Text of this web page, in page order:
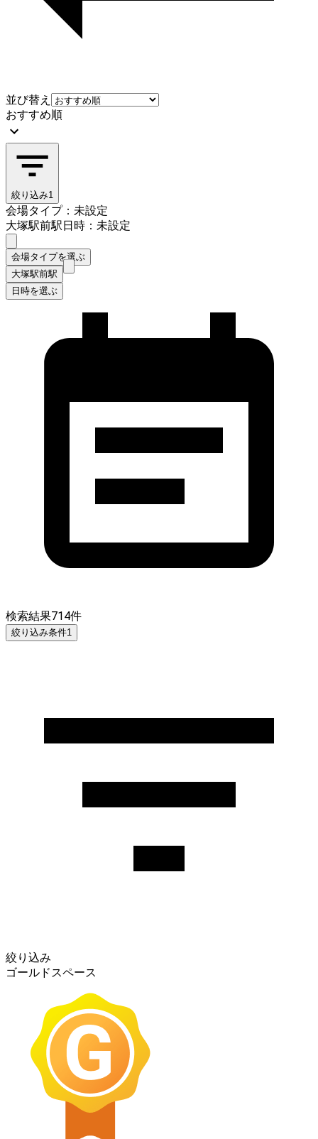
並び替え
おすすめ順
絞り込み1
会場タイプ：未設定
大塚駅前駅日時：未設定
会場タイプを選ぶ
大塚駅前駅
日時を選ぶ
検索結果714件
絞り込み条件1
絞り込み
ゴールドスペース